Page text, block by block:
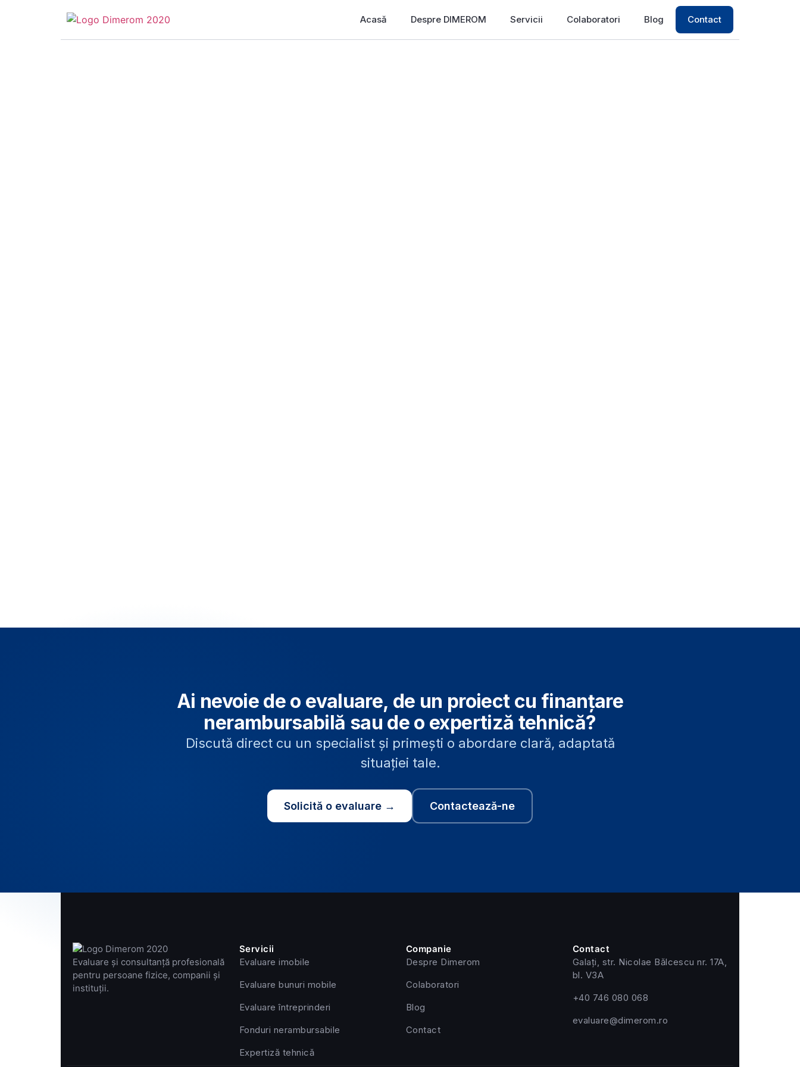
Acasă Despre DIMEROM Servicii Colaboratori Blog Contact
Ai nevoie de o evaluare, de un proiect cu finanțare
nerambursabilă sau de o expertiză tehnică?
Discută direct cu un specialist și primești o abordare clară, adaptată
situației tale.
Solicită o evaluare → Contactează-ne
Evaluare și consultanță profesională
pentru persoane fizice, companii și
instituții.
Servicii
Evaluare imobile
Evaluare bunuri mobile
Evaluare întreprinderi
Fonduri nerambursabile
Expertiză tehnică
Companie
Despre Dimerom
Colaboratori
Blog
Contact
Contact
Galați, str. Nicolae Bălcescu nr. 17A,
bl. V3A
+40 746 080 068
evaluare@dimerom.ro